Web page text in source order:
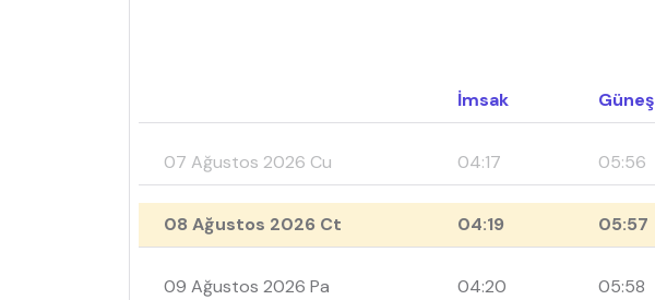
İmsak Güneş
07 Ağustos 2026 Cu 04:17 05:56
08 Ağustos 2026 Ct 04:19 05:57
09 Ağustos 2026 Pa 04:20 05:58